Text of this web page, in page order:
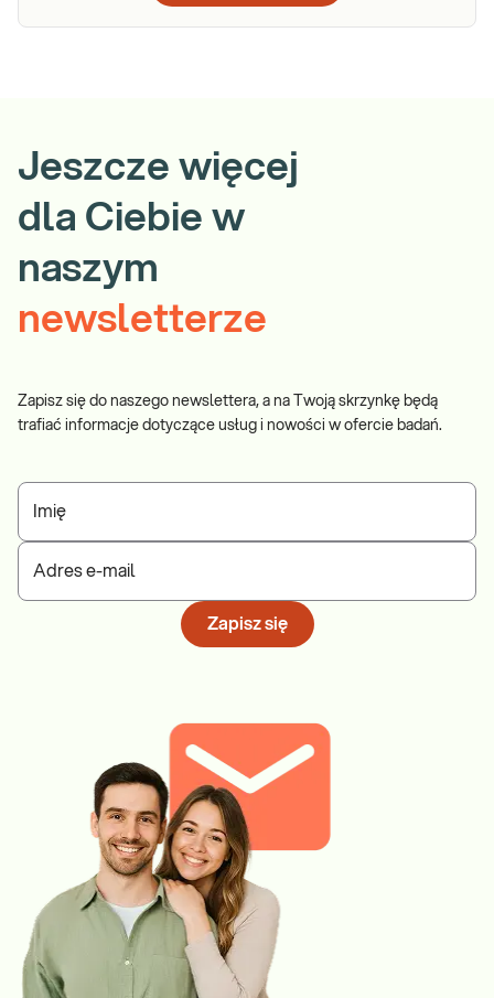
Jeszcze więcej
dla Ciebie w
naszym
newsletterze
Zapisz się do naszego newslettera, a na Twoją skrzynkę będą
trafiać informacje dotyczące usług i nowości w ofercie badań.
Imię
Adres e-mail
Zapisz się